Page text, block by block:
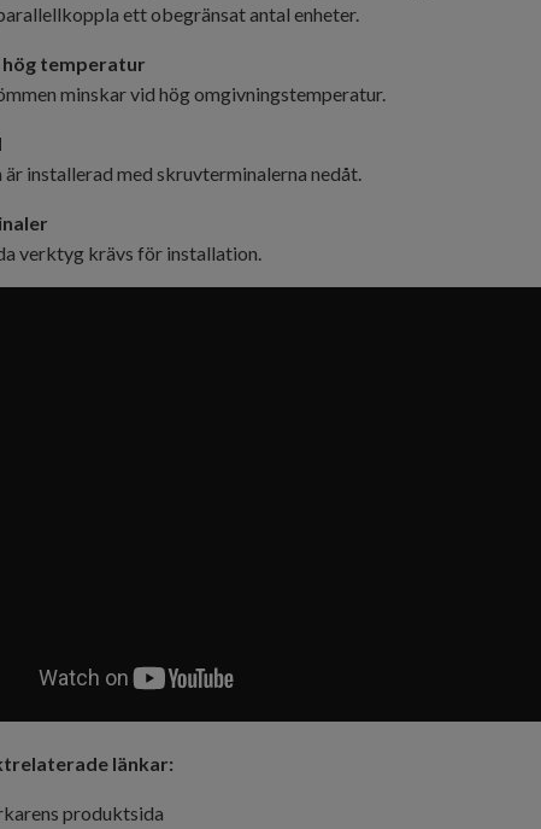
ett obegränsat antal enheter.
temperatur
minskar vid hög omgivningstemperatur.
är installerad med skruvterminalerna nedåt.
verktyg krävs för installation.
länkar:
produktsida